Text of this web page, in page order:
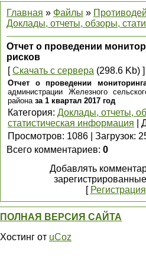
Главная » Файлы »
Доклады, отчеты, обзоры,
Отчет о проведении
рисков
[Скачать с сервера (298.6 Kb) ]
Отчет о проведении
администрации Железного
района за 1 квартал 2017 год
Категория: Доклады, отчеты,
статистическая информация
Просмотров: 1086 Загрузок:
Всего комментариев: 0
Добавлять
[ Регистрация
ПОЛНАЯ ВЕРСИЯ САЙТА
Хостинг от uCoz